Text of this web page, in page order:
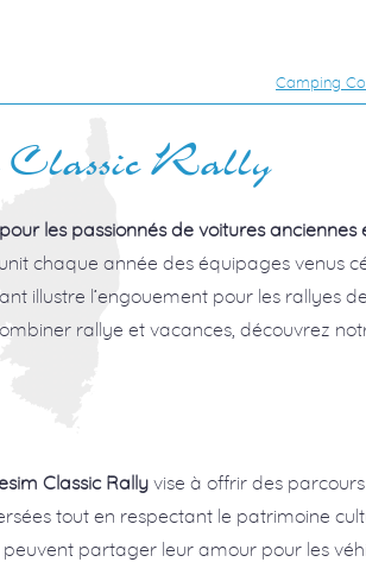
Camping
Rally
les passionnés de voitures anciennes
chaque année des équipages venus
illustre l’engouement pour les rallyes
rallye et vacances, découvrez
Classic Rallyvise à offrir des
tout en respectant le patrimoine
partager leur amour pour les